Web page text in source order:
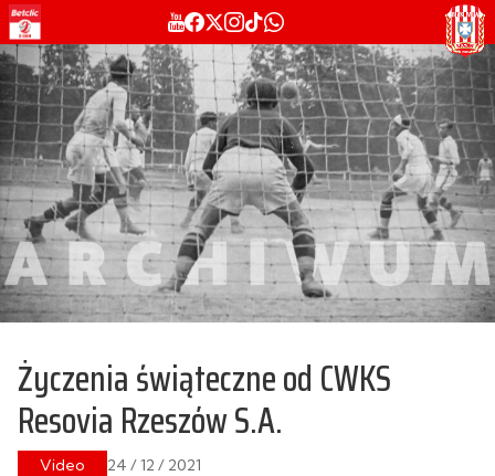
Życzenia świąteczne od CWKS
Resovia Rzeszów S.A.
Video 24 / 12 / 2021